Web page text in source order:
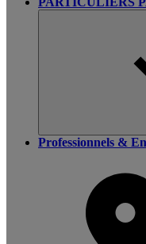
Professionnels &